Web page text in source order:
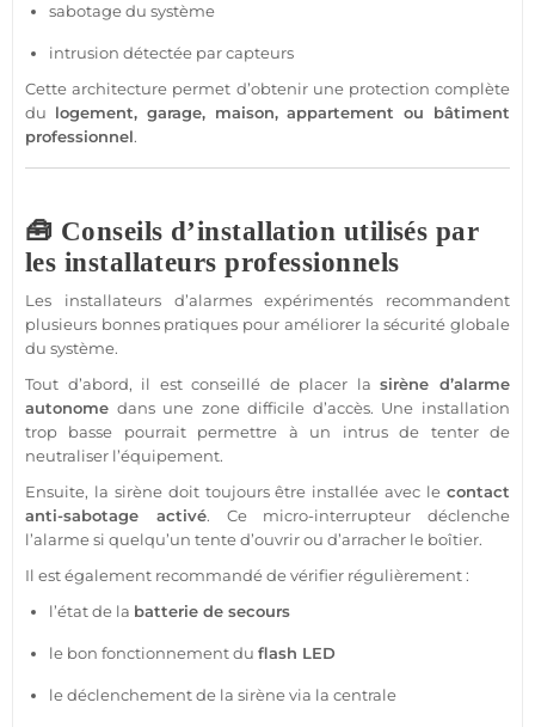
sabotage du système
intrusion détectée par capteurs
Cette architecture permet d’obtenir une protection complète
du logement, garage, maison,appartement ou bâtiment
professionnel.
🧰 Conseils d’installation utilisés par
les installateurs professionnels
Les installateurs d’alarmes expérimentés recommandent
plusieurs bonnes pratiques pour améliorer lasécurité globale
du système.
Tout d’abord, il est conseillé de placer lasirène d’alarme
autonome dans une zone difficile d’accès. Une installation
trop basse pourrait permettre à un intrus de tenter de
neutraliser l’équipement.
Ensuite, la sirènedoit toujours être installée avec lecontact
anti-sabotage activé. Ce micro-interrupteur déclenche
l’alarmesi quelqu’un tente d’ouvrir ou d’arracher le boîtier.
Il est également recommandé de vérifier régulièrement :
l’état de la batterie de secours
le bon fonctionnement du flash LED
le déclenchement de la sirènevia la centrale